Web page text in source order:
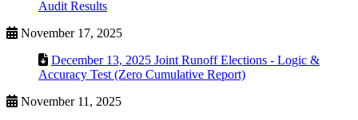
Audit Results
November 17, 2025
December 13, 2025 Joint Runoff Elections - Logic &
Accuracy Test (Zero Cumulative Report)
November 11, 2025